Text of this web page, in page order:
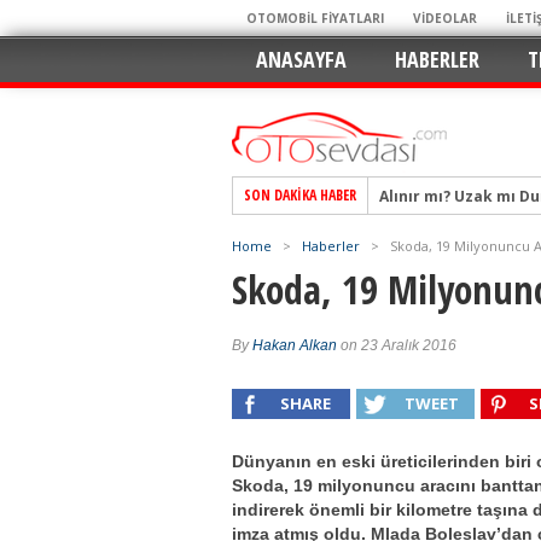
OTOMOBİL FİYATLARI VİDEOLAR
ANASAYFA HABERLER
SON DAKIKA HABER
Alınır mı? Uzak mı
Alpine A290 GTS:
EAT8’e Veda,
Crossover
Mercedes-Benz
Keskin Hatlar, GR
Geleceğin Kompakt
Pazarın Lideri,
Hem Şehirli Hem
TURKA’nın Dev Ağı
Home > Haberler > Skoda, 19 Milyonuncu
Skoda, 19
ByHakan Alkan on 23 Aralık 2016
SHARE TWEET
Dünyanın en eski üreticilerinden biri
Skoda, 19 milyonuncu aracını
indirerek önemli bir kilometre taşına
imza atmış oldu. Mlada Boleslav’dan